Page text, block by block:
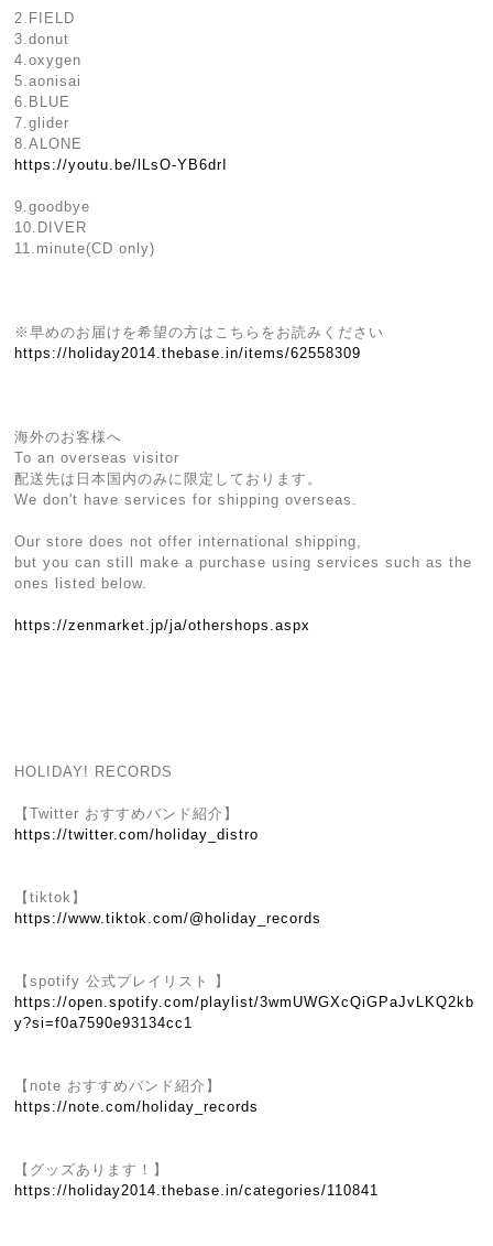
2.FIELD
3.donut
4.oxygen
5.aonisai
6.BLUE
7.glider
8.ALONE
https://youtu.be/lLsO-YB6drI
9.goodbye
10.DIVER
11.minute(CD only)
※早めのお届けを希望の方はこちらをお読みください
https://holiday2014.thebase.in/items/62558309
海外のお客様へ
To an overseas visitor
配送先は日本国内のみに限定しております。
We don't have services for shipping overseas.
Our store does not offer international shipping,
but you can still make a purchase using services such as the
ones listed below.
https://zenmarket.jp/ja/othershops.aspx
HOLIDAY! RECORDS
【Twitter おすすめバンド紹介】
https://twitter.com/holiday_distro
【tiktok】
https://www.tiktok.com/@holiday_records
【spotify 公式プレイリスト 】
https://open.spotify.com/playlist/3wmUWGXcQiGPaJvLKQ2kb
y?si=f0a7590e93134cc1
【note おすすめバンド紹介】
https://note.com/holiday_records
【グッズあります！】
https://holiday2014.thebase.in/categories/110841